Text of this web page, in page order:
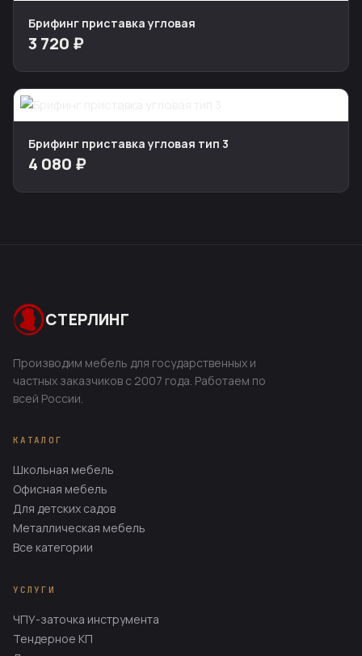
Брифинг приставка угловая
3 720 ₽
Брифинг приставка угловая тип 3
4 080 ₽
СТЕРЛИНГ
Производим мебель для государственных и
частных заказчиков с 2007 года. Работаем по
всей России.
КАТАЛОГ
Школьная мебель
Офисная мебель
Для детских садов
Металлическая мебель
Все категории
УСЛУГИ
ЧПУ-заточка инструмента
Тендерное КП